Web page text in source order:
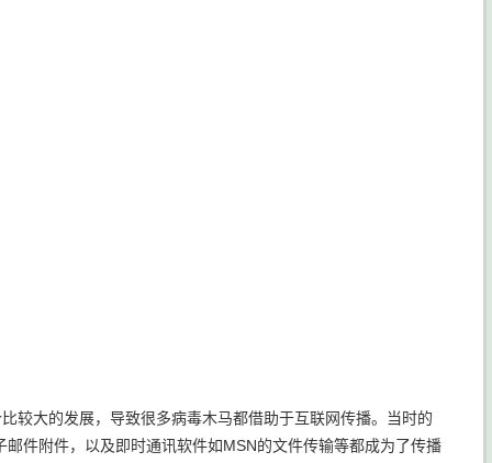
较大的发展，导致很多病毒木马都借助于互联网传播。当时的
件附件，以及即时通讯软件如MSN的文件传输等都成为了传播